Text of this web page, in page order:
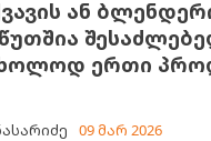
ან
ერთი
09 მარ 2026